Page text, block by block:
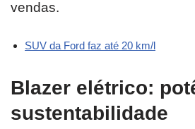
vendas.
SUV da Ford faz até 20 km/l
Blazer elétrico:
sustentabilidade